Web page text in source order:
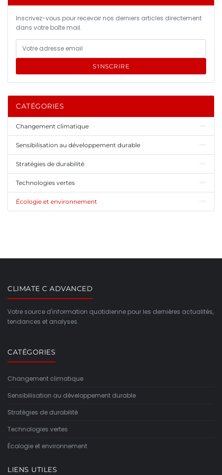
Inscrivez-vous pour recevoir nos derniers articles directement
dans votre boîte mail.
S'INSCRIRE
CATÉGORIES
Changement climatique
Sensibilisation au développement durable
Stratégies de durabilité
Technologies vertes
Écologie et environnement
CLIMATE C ADVANCED
Votre source d'information quotidienne pour les dernières actualités,
tendances et analyses.
CATÉGORIES
Changement climatique
Sensibilisation au développement durable
Stratégies de durabilité
Technologies vertes
Écologie et environnement
LIENS UTILES